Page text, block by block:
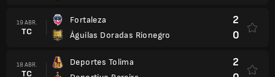
19 ABR.
TC
Fortaleza
Águilas Doradas Rionegro
2
0
18 ABR.
TC
Deportes Tolima
2